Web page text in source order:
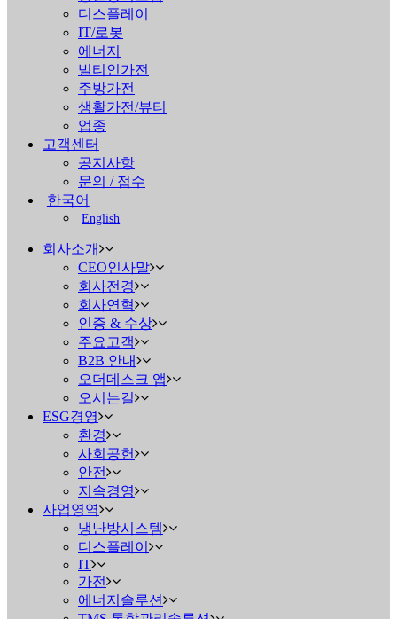
디스플레이
IT/로봇
에너지
빌티인가전
주방가전
생활가전/뷰티
업종
고객센터
공지사항
문의 / 접수
한국어
English
회사소개
CEO인사말
회사전경
회사연혁
인증 & 수상
주요고객
B2B 안내
오더데스크 앱
오시는길
ESG경영
환경
사회공헌
안전
지속경영
사업영역
냉난방시스템
디스플레이
IT
가전
에너지솔루션